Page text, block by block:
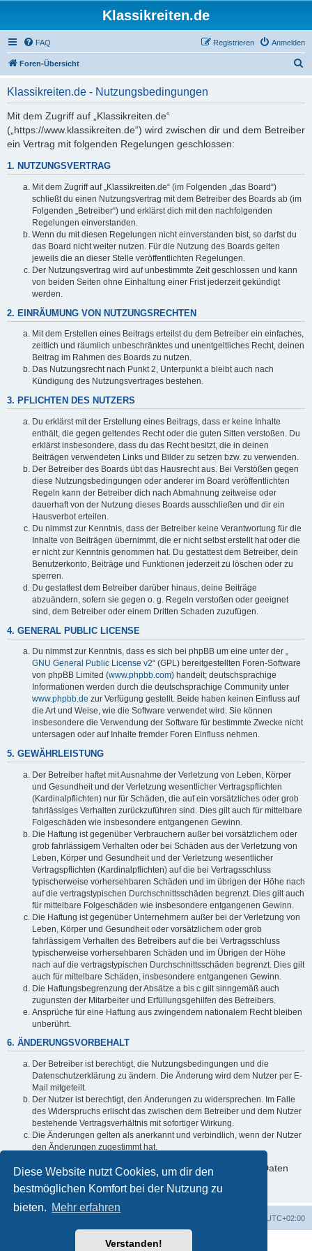
Diese Website nutzt Cookies, um dir den
bestmöglichen Komfort bei der Nutzung zu
bieten. Mehr erfahren
Verstanden!
Klassikreiten.de
FAQ Anmelden
Registrieren
Foren-Übersicht
e
Klassikreiten.de - Nutzungsbedingungen
Mit dem Zugriff auf „Klassikreiten.de“
(„https://www.klassikreiten.de“) wird zwischen dir und dem Betreiber
ein Vertrag mit folgenden Regelungen geschlossen:
1. NUTZUNGSVERTRAG
Mit dem Zugriff auf „Klassikreiten.de“ (im Folgenden „das Board“)
schließt du einen Nutzungsvertrag mit dem Betreiber des Boards ab (im
Folgenden „Betreiber“) und erklärst dich mit den nachfolgenden
Regelungen einverstanden.
Wenn du mit diesen Regelungen nicht einverstanden bist, so darfst du
das Board nicht weiter nutzen. Für die Nutzung des Boards gelten
jeweils die an dieser Stelle veröffentlichten Regelungen.
Der Nutzungsvertrag wird auf unbestimmte Zeit geschlossen und kann
von beiden Seiten ohne Einhaltung einer Frist jederzeit gekündigt
werden.
2. EINRÄUMUNG VON NUTZUNGSRECHTEN
Mit dem Erstellen eines Beitrags erteilst du dem Betreiber ein einfaches,
zeitlich und räumlich unbeschränktes und unentgeltliches Recht, deinen
Beitrag im Rahmen des Boards zu nutzen.
Das Nutzungsrecht nach Punkt 2, Unterpunkt a bleibt auch nach
Kündigung des Nutzungsvertrages bestehen.
3. PFLICHTEN DES NUTZERS
Du erklärst mit der Erstellung eines Beitrags, dass er keine Inhalte
enthält, die gegen geltendes Recht oder die guten Sitten verstoßen. Du
erklärst insbesondere, dass du das Recht besitzt, die in deinen
Beiträgen verwendeten Links und Bilder zu setzen bzw. zu verwenden.
Der Betreiber des Boards übt das Hausrecht aus. Bei Verstößen gegen
diese Nutzungsbedingungen oder anderer im Board veröffentlichten
Regeln kann der Betreiber dich nach Abmahnung zeitweise oder
dauerhaft von der Nutzung dieses Boards ausschließen und dir ein
Hausverbot erteilen.
Du nimmst zur Kenntnis, dass der Betreiber keine Verantwortung für die
Inhalte von Beiträgen übernimmt, die er nicht selbst erstellt hat oder die
er nicht zur Kenntnis genommen hat. Du gestattest dem Betreiber, dein
Benutzerkonto, Beiträge und Funktionen jederzeit zu löschen oder zu
sperren.
Du gestattest dem Betreiber darüber hinaus, deine Beiträge
abzuändern, sofern sie gegen o. g. Regeln verstoßen oder geeignet
sind, dem Betreiber oder einem Dritten Schaden zuzufügen.
4. GENERAL PUBLIC LICENSE
Du nimmst zur Kenntnis, dass es sich bei phpBB um eine unter der „
GNU General Public License v2“ (GPL) bereitgestellten Foren-Software
von phpBB Limited (www.phpbb.com) handelt; deutschsprachige
Informationen werden durch die deutschsprachige Community unter
www.phpbb.de zur Verfügung gestellt. Beide haben keinen Einfluss auf
die Art und Weise, wie die Software verwendet wird. Sie können
insbesondere die Verwendung der Software für bestimmte Zwecke nicht
untersagen oder auf Inhalte fremder Foren Einfluss nehmen.
5. GEWÄHRLEISTUNG
Der Betreiber haftet mit Ausnahme der Verletzung von Leben, Körper
und Gesundheit und der Verletzung wesentlicher Vertragspflichten
(Kardinalpflichten) nur für Schäden, die auf ein vorsätzliches oder grob
fahrlässiges Verhalten zurückzuführen sind. Dies gilt auch für mittelbare
Folgeschäden wie insbesondere entgangenen Gewinn.
Die Haftung ist gegenüber Verbrauchern außer bei vorsätzlichem oder
grob fahrlässigem Verhalten oder bei Schäden aus der Verletzung von
Leben, Körper und Gesundheit und der Verletzung wesentlicher
Vertragspflichten (Kardinalpflichten) auf die bei Vertragsschluss
typischerweise vorhersehbaren Schäden und im übrigen der Höhe nach
auf die vertragstypischen Durchschnittsschäden begrenzt. Dies gilt auch
für mittelbare Folgeschäden wie insbesondere entgangenen Gewinn.
Die Haftung ist gegenüber Unternehmern außer bei der Verletzung von
Leben, Körper und Gesundheit oder vorsätzlichem oder grob
fahrlässigem Verhalten des Betreibers auf die bei Vertragsschluss
typischerweise vorhersehbaren Schäden und im Übrigen der Höhe
nach auf die vertragstypischen Durchschnittsschäden begrenzt. Dies gilt
auch für mittelbare Schäden, insbesondere entgangenen Gewinn.
Die Haftungsbegrenzung der Absätze a bis c gilt sinngemäß auch
zugunsten der Mitarbeiter und Erfüllungsgehilfen des Betreibers.
Ansprüche für eine Haftung aus zwingendem nationalem Recht bleiben
unberührt.
6. ÄNDERUNGSVORBEHALT
Der Betreiber ist berechtigt, die Nutzungsbedingungen und die
Datenschutzerklärung zu ändern. Die Änderung wird dem Nutzer per E-
Mail mitgeteilt.
Der Nutzer ist berechtigt, den Änderungen zu widersprechen. Im Falle
des Widerspruchs erlischt das zwischen dem Betreiber und dem Nutzer
bestehende Vertragsverhältnis mit sofortiger Wirkung.
Die Änderungen gelten als anerkannt und verbindlich, wenn der Nutzer
den Änderungen zugestimmt hat.
Informationen über den Umgang mit deinen persönlichen Daten
sind in der Datenschutzerklärung enthalten.
UTC+02:00
Powered byphpBB® Forum Software © phpBB Limited